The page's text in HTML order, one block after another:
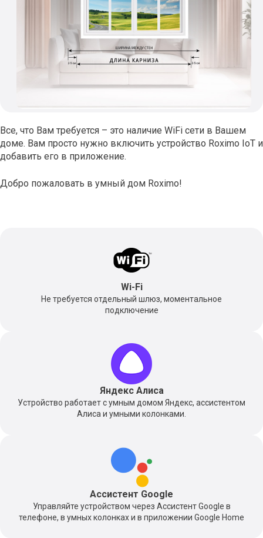
Все, что Вам требуется – это наличие WiFi сети в Вашем
доме. Вам просто нужно включить устройство Roximo IoT и
добавить его в приложение.
Добро пожаловать в умный дом Roximo!
Wi-Fi
Не требуется отдельный шлюз, моментальное
подключение
Яндекс Алиса
Устройство работает с умным домом Яндекс, ассистентом
Алиса и умными колонками.
Ассистент Google
Управляйте устройством через Ассистент Google в
телефоне, в умных колонках и в приложении Google Home